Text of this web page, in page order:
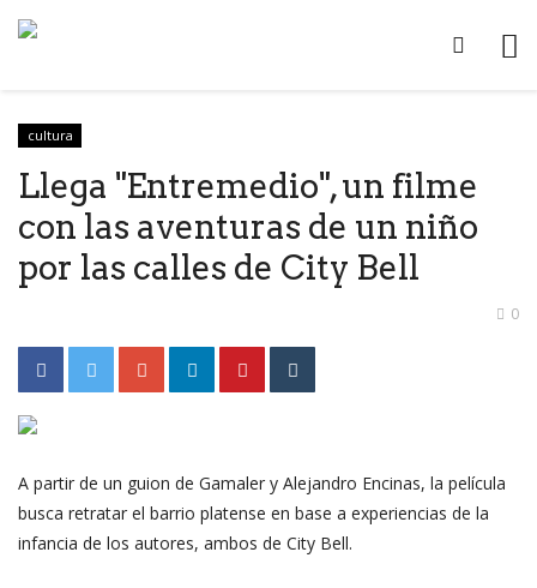
cultura
Llega "Entremedio", un filme
con las aventuras de un niño
por las calles de City Bell
0
A partir de un guion de Gamaler y Alejandro Encinas, la película
busca retratar el barrio platense en base a experiencias de la
infancia de los autores, ambos de City Bell.